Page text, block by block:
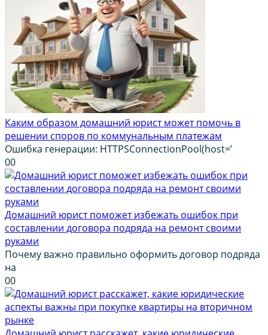
Каким образом домашний юрист может помочь в
решении споров по коммунальным платежам
Ошибка генерации: HTTPSConnectionPool(host=’
00
Домашний юрист поможет избежать ошибок при
составлении договора подряда на ремонт своими
руками
Почему важно правильно оформить договор подряда
на
00